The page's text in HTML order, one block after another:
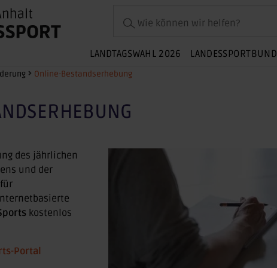
Wie können wir helfen?
LANDTAGSWAHL 2026 LANDESSPORTBUND
Online-Bestandserhebung
des jährlichen
und der
kostenlos
Portal